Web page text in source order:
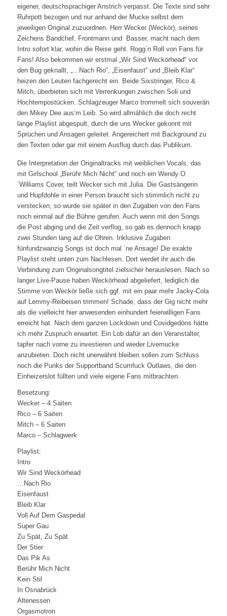
eigener, deutschsprachiger Anstrich verpasst. Die Texte sind sehr
Ruhrpott bezogen und nur anhand der Mucke selbst dem
jeweiligen Original zuzuordnen. Herr Wecker (Weckör), seines
Zeichens Bandchef, Frontmann und Basser, macht nach dem
Intro sofort klar, wohin die Reise geht. Rogg´n Roll von Fans für
Fans! Also bekommen wir erstmal „Wir Sind Weckörhead“ vor
den Bug geknallt, „…Nach Rio“, „Eisenfaust“ und „Bleib Klar“
heizen den Leuten fachgerecht ein. Beide Sixstringer, Rico &
Mitch, überbieten sich mit Verrenkungen zwischen Soli und
Hochtempostücken. Schlagzeuger Marco trommelt sich souverän
den Mikey Dee aus‘m Leib. So wird allmählich die doch recht
lange Playlist abgespult, durch die uns Wecker gekonnt mit
Sprüchen und Ansagen geleitet. Angereichert mit Background zu
den Texten oder gar mit einem Ausflug durch das Publikum.
Die Interpretation der Originaltracks mit weiblichen Vocals, das
mit Girlschool „Berühr Mich Nicht“ und noch ein Wendy O
´Williams Cover, teilt Wecker sich mit Julia. Die Gastsängerin
und Hupfdohle in einer Person braucht sich stimmlich nicht zu
verstecken, so wurde sie später in den Zugaben von den Fans
noch einmal auf die Bühne gerufen. Auch wenn mit den Songs
die Post abging und die Zeit verflog, so gab es dennoch knapp
zwei Stunden lang auf die Ohren. Inklusive Zugaben
fünfundzwanzig Songs ist doch mal `ne Ansage! Die exakte
Playlist steht unten zum Nachlesen. Dort werdet ihr auch die
Verbindung zum Originalsongtitel zielsicher herauslesen. Nach so
langer Live-Pause haben Weckörhead abgeliefert, lediglich die
Stimme von Weckör ließe sich ggf. mit ein paar mehr Jacky-Cola
auf Lemmy-Reibeisen trimmen! Schade, dass der Gig nicht mehr
als die vielleicht hier anwesenden einhundert feierwilligen Fans
erreicht hat. Nach dem ganzen Lockdown und Covidgedöns hätte
ich mehr Zuspruch erwartet. Ein Lob dafür an den Veranstalter,
tapfer nach vorne zu investieren und wieder Livemucke
anzubieten. Doch nicht unerwähnt bleiben sollen zum Schluss
noch die Punks der Supportband Scumfuck Outlaws, die den
Einheizerslot füllten und viele eigene Fans mitbrachten.
Besetzung:
Wecker – 4 Saiten
Rico – 6 Saiten
Mitch – 6 Saiten
Marco – Schlagwerk
Playlist:
Intro
Wir Sind Weckörhead
…Nach Rio
Eisenfaust
Bleib Klar
Voll Auf Dem Gaspedal
Super Gau
Zu Spät, Zu Spät
Der Stier
Das Pik As
Berühr Mich Nicht
Kein Stil
In Osnabrück
Altenessen
Orgasmotron